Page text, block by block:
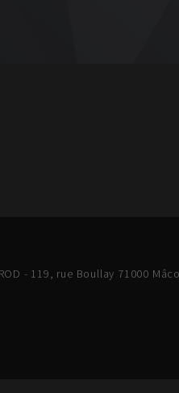
- 119, rue Boullay 71000